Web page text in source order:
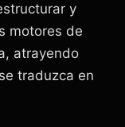
y
motores de
atrayendo
traduzca en